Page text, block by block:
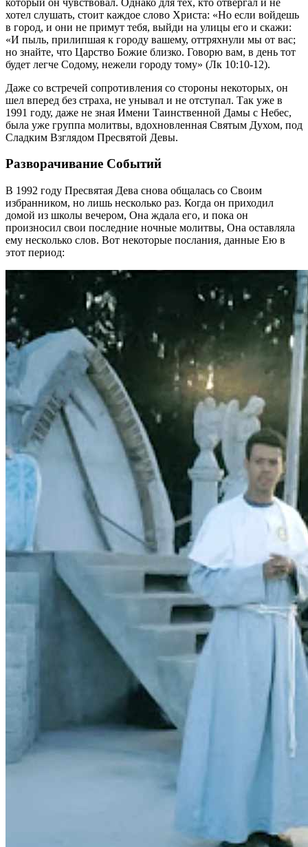
хотел слушать, стоит каждое слово Христа: «Но если войдешь
в город, и они не примут тебя, выйди на улицы его и скажи:
«И пыль, прилипшая к городу вашему, оттряхнули мы от вас;
но знайте, что Царство Божие близко. Говорю вам, в день тот
будет легче Содому, нежели городу тому» (Лк 10:10-12).
Даже со встречей сопротивления со стороны некоторых, он
шел вперед без страха, не унывал и не отступал. Так уже в
1991 году, даже не зная Имени Таинственной Дамы с Небес,
была уже группа молитвы, вдохновленная Святым Духом, под
Сладким Взглядом Пресвятой Девы.
Разворачивание Событий
В 1992 году Пресвятая Дева снова общалась со Своим
избранником, но лишь несколько раз. Когда он приходил
домой из школы вечером, Она ждала его, и пока он
произносил свои последние ночные молитвы, Она оставляла
ему несколько слов. Вот некоторые послания, данные Ею в
этот период: